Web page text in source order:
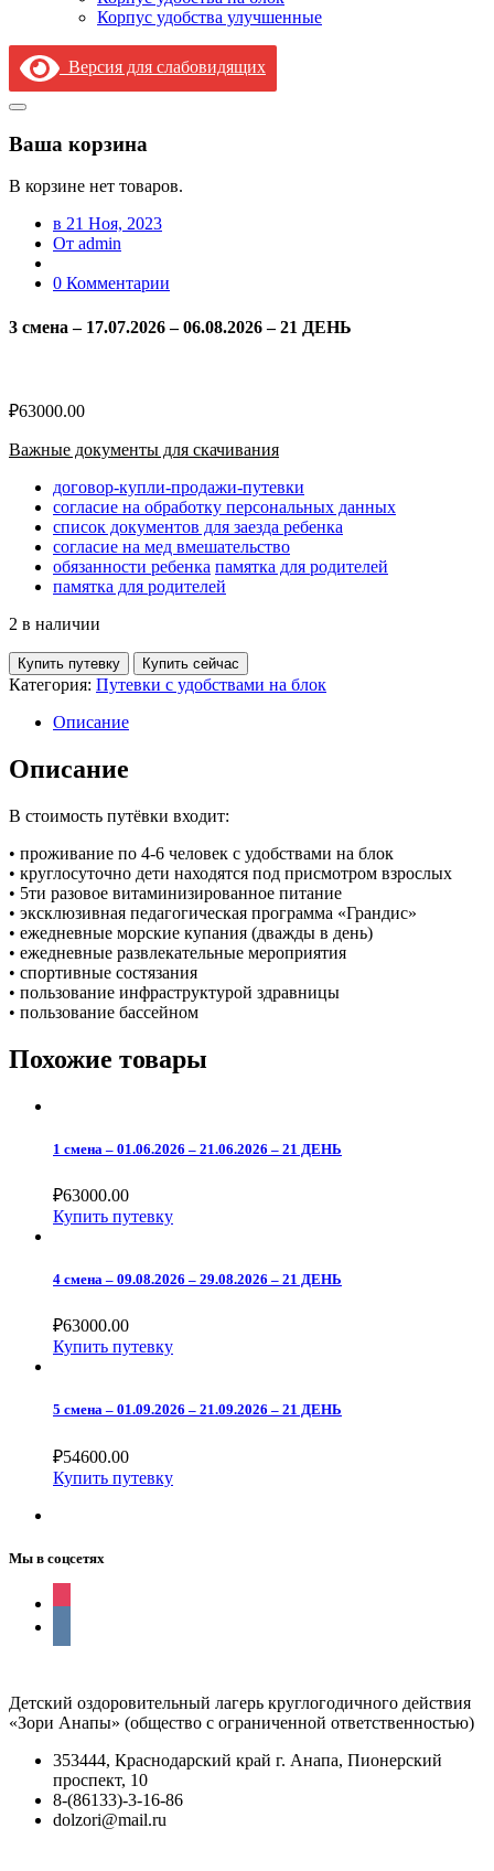
Корпус удобства улучшенные
Версия для слабовидящих
Ваша корзина
В корзине нет товаров.
в 21 Ноя, 2023
От admin
0 Комментарии
3 смена – 17.07.2026 – 06.08.2026 – 21 ДЕНЬ
₽63000.00
Важные документы для скачивания
договор-купли-продажи-путевки
согласие на обработку персональных данных
список документов для заезда ребенка
согласие на мед вмешательство
обязанности ребенка памятка для родителей
памятка для родителей
2 в наличии
Купить путевку Купить сейчас
Категория: Путевки с удобствами на блок
Описание
Описание
В стоимость путёвки входит:
• проживание по 4-6 человек с удобствами на блок
• круглосуточно дети находятся под присмотром взрослых
• 5ти разовое витаминизированное питание
• эксклюзивная педагогическая программа «Грандис»
• ежедневные морские купания (дважды в день)
• ежедневные развлекательные мероприятия
• спортивные состязания
• пользование инфраструктурой здравницы
• пользование бассейном
Похожие товары
1 cмена – 01.06.2026 – 21.06.2026 – 21 ДЕНЬ
₽63000.00
Купить путевку
4 смена – 09.08.2026 – 29.08.2026 – 21 ДЕНЬ
₽63000.00
Купить путевку
5 смена – 01.09.2026 – 21.09.2026 – 21 ДЕНЬ
₽54600.00
Купить путевку
Мы в соцсетях
Детский оздоровительный лагерь круглогодичного действия
«Зори Анапы» (общество с ограниченной ответственностью)
353444, Краснодарский край г. Анапа, Пионерский
проспект, 10
8-(86133)-3-16-86
dolzori@mail.ru